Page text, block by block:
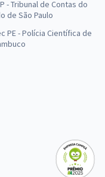
- Tribunal de Contas do
de São Paulo
PE - Polícia Científica de